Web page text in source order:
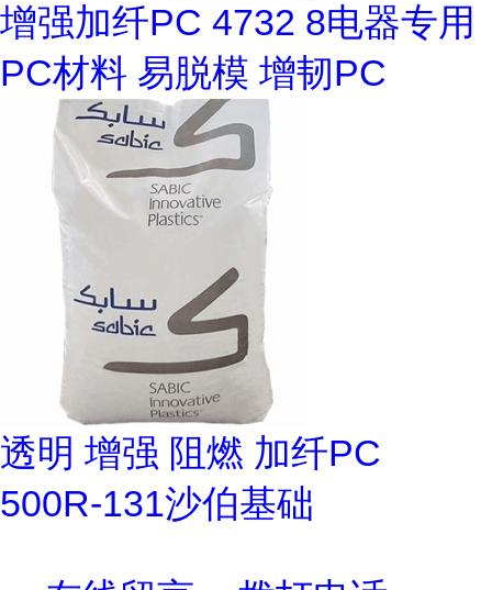
增强加纤PC 4732 8电器专用
PC材料 易脱模 增韧PC
透明 增强 阻燃 加纤PC
500R-131沙伯基础